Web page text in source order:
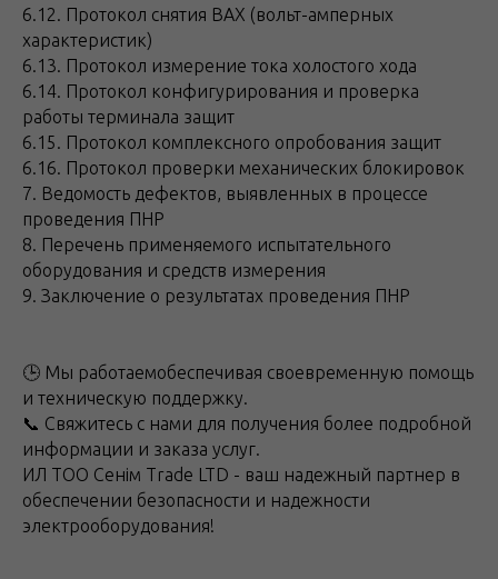
6.12. Протокол снятия ВАХ (вольт-амперных
характеристик)
6.13. Протокол измерение тока холостого хода
6.14. Протокол конфигурирования и проверка
работы терминала защит
6.15. Протокол комплексного опробования защит
6.16. Протокол проверки механических блокировок
7. Ведомость дефектов, выявленных в процессе
проведения ПНР
8. Перечень применяемого испытательного
оборудования и средств измерения
9. Заключение о результатах проведения ПНР
🕒 Мы работаемобеспечивая своевременную помощь
и техническую поддержку.
📞 Свяжитесь с нами для получения более подробной
информации и заказа услуг.
ИЛ ТОО Сенім Trade LTD - ваш надежный партнер в
обеспечении безопасности и надежности
электрооборудования!